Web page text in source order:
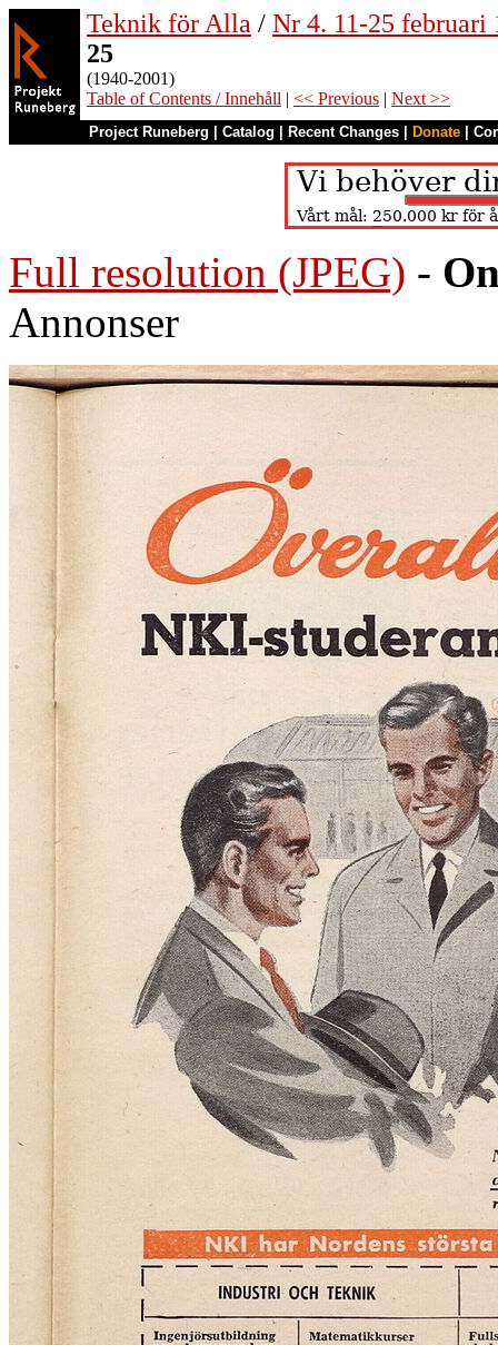
Teknik för Alla / Nr 4. 11-25 februari
25
(1940-2001)
Table of Contents / Innehåll | << Previous | Next >>
Project Runeberg Catalog Recent Changes Donate
Full resolution (JPEG) -
Annonser